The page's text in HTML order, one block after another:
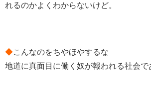
れるのかよくわからないけど。
◆こんなのをちやほやするな
地道に真面目に働く奴が報われる社会で